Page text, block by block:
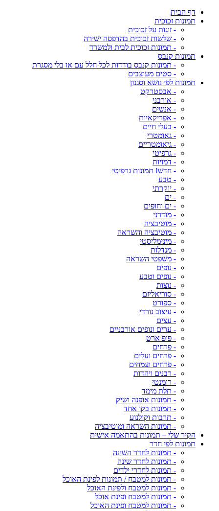
דף הבית
תמונות זכוכית
- זוגות על זכוכית
- שלשות זכוכית בהדפסה ישירה
- תמונות זכוכית לבית ולמשרד
תמונות קנבס
- תמונות קנבס בודדות לכל חלל עם או בלי מסגרת
- סטים מעוצבים
תמונות לפי נושא וסגנון
- אבסטרקט
- אורבני
- אנשים
- אפריקאיות
- בעלי חיים
- גאומטרי
- גיאומטריים
- גרפיטי
- דמויות
- חדש! תמונות גרפיטי
- טבע
- יוקרתי
- ים
- ים וחופים
- מודרני
- מוטיבציה
- מוטיבציה והשראה
- מינימליסטי
- מנדלות
- משפטי השראה
- נופים
- נופים וטבע
- נוצות
- סוריאליזם
- ספורט
- עיצוב נורדי
- עצים
- ערים ונופים אורבניים
- פופ ארט
- פרחים
- פרחים ועלים
- פרחים וצמחים
- רבנים ויהדות
- רומנטי
- תלת מימד
- תמונות אופנה ושיק
- תמונות בקו אחד
- תרבות וקולנוע
- תמונות השראה ומוטיבציה
הקיר שלי – תמונות בהתאמה אישית
תמונות לפי חדר
- תמונות לחדר השינה
- תמונות לחדר שינה
- תמונות לחדרי ילדים
- תמונות למטבח / תמונות לפינת האוכל
- תמונות למטבח ולפינת האוכל
- תמונות למטבח ופינת אוכל
- תמונות למטבח ופינת האוכל